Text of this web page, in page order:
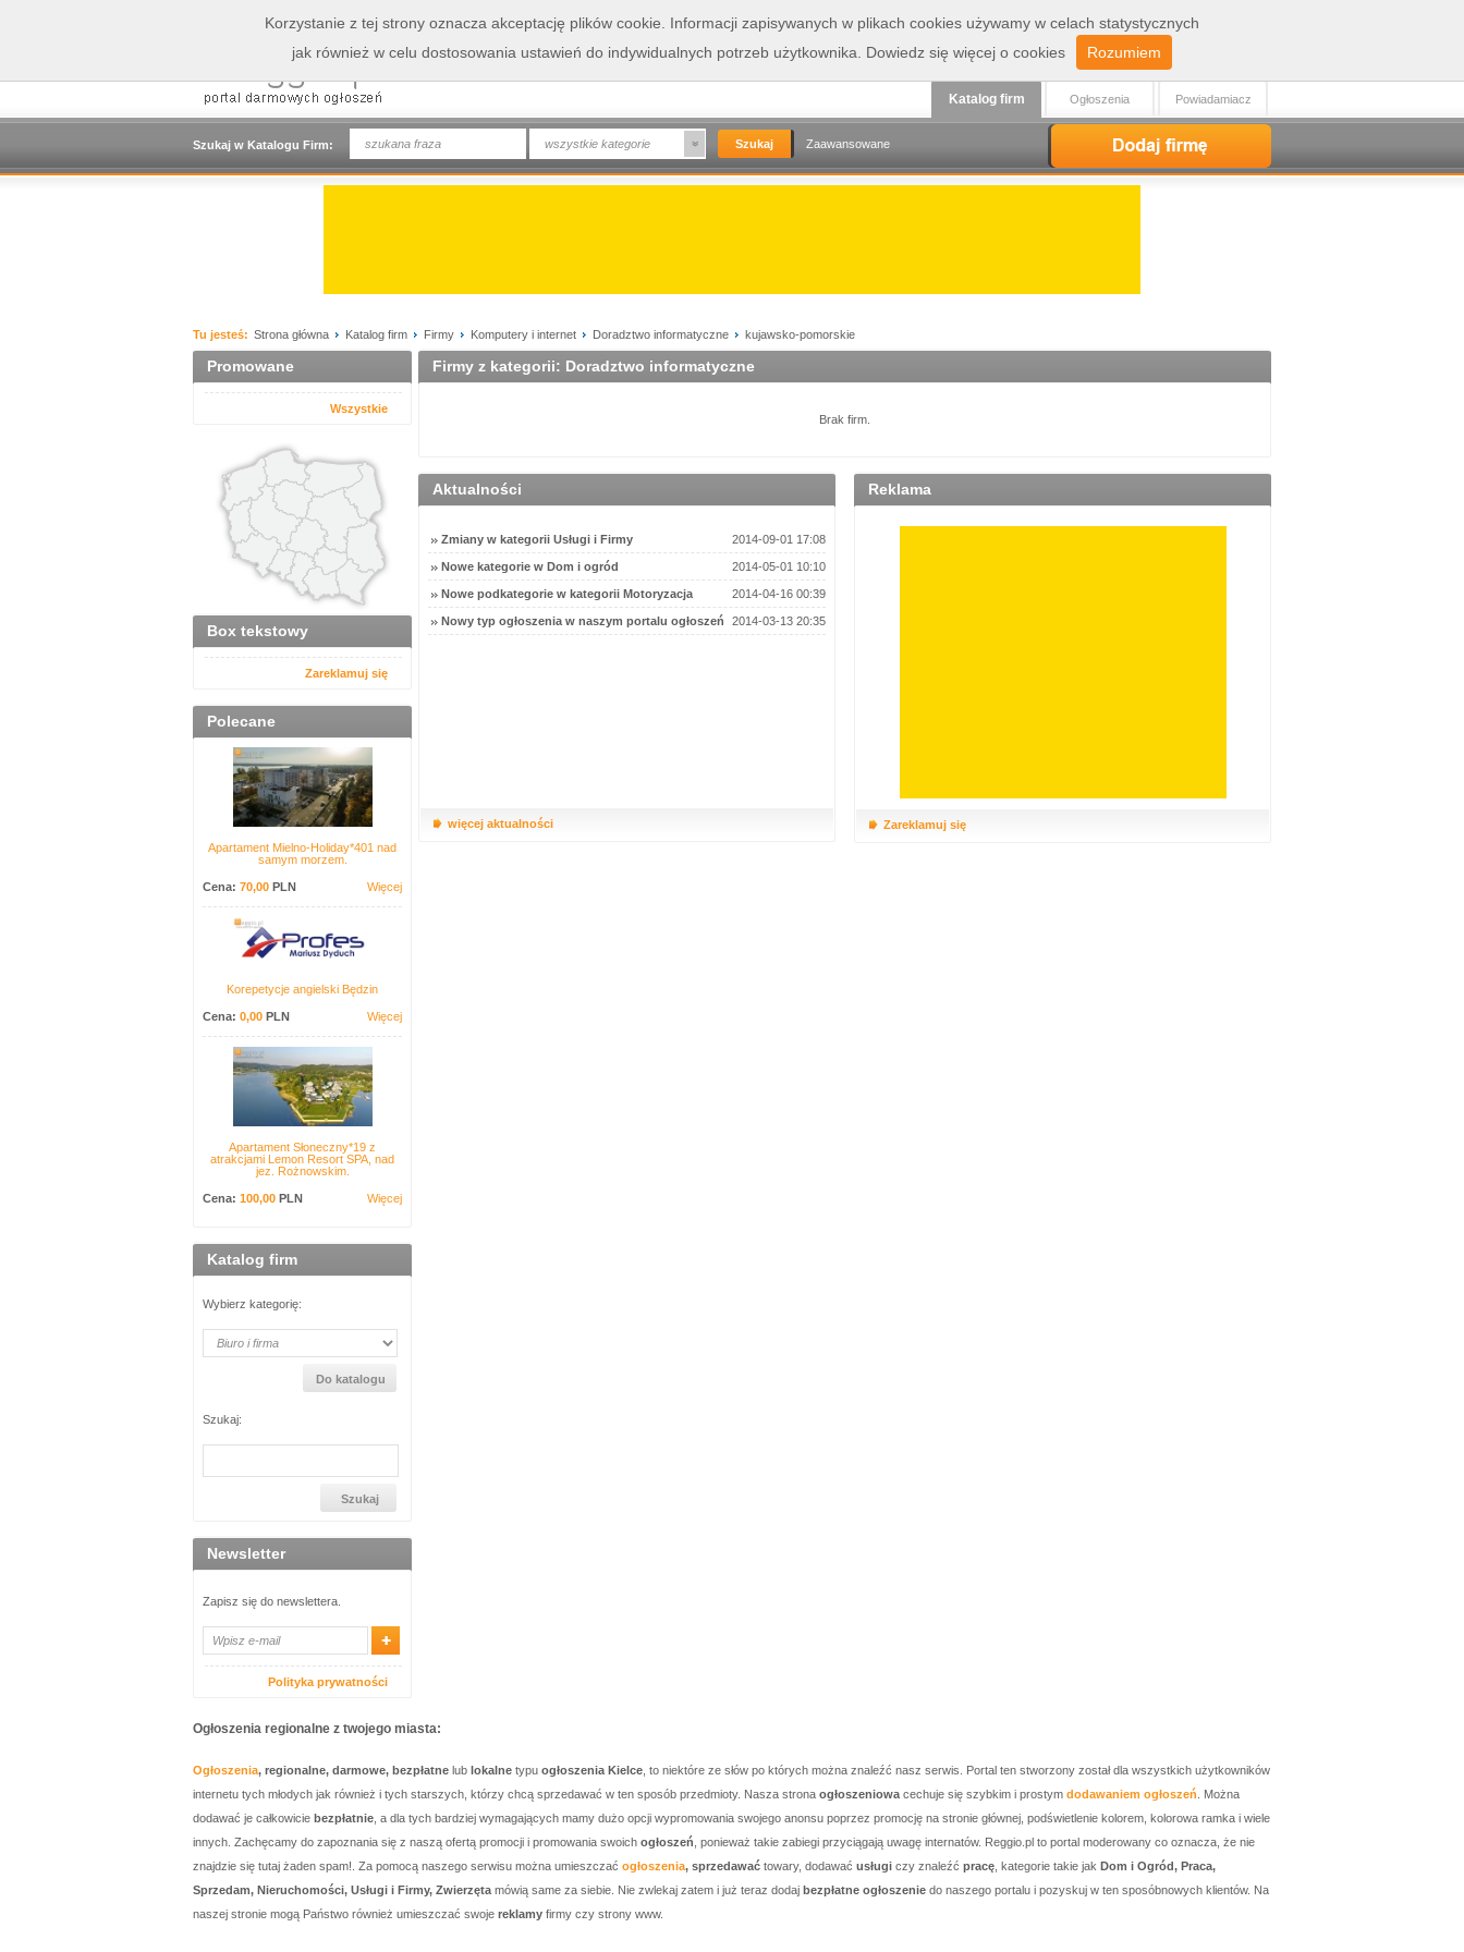
Zaloguj
Szukaj w Katalogu Firm: wszystkie kategorie Zaawansowane
Powiadamiacz
Ogłoszenia
Katalog firm
Tu jesteś: Strona główna Katalog firm Firmy Komputery i internet Doradztwo informatyczne kujawsko-pomorskie
Promowane
Wszystkie
Box tekstowy
Zareklamuj się
Polecane
Apartament Mielno-Holiday*401 nad
samym morzem.
Cena: 70,00 PLN Więcej
Korepetycje angielski Będzin
Cena: 0,00 PLN Więcej
Apartament Słoneczny*19 z
atrakcjami Lemon Resort SPA, nad
jez. Rożnowskim.
Cena: 100,00 PLN Więcej
Katalog firm
Wybierz kategorię:
Szukaj:
Newsletter
Zapisz się do newslettera.
Polityka prywatności
Firmy z kategorii: Doradztwo informatyczne
Brak firm.
Aktualności
Zmiany w kategorii Usługi i Firmy 2014-09-01 17:08
Nowe kategorie w Dom i ogród 2014-05-01 10:10
Nowe podkategorie w kategorii Motoryzacja 2014-04-16 00:39
Nowy typ ogłoszenia w naszym portalu ogłoszeń 2014-03-13 20:35
więcej aktualności
Reklama
Zareklamuj się
Ogłoszenia regionalne z twojego miasta:
Ogłoszenia, regionalne, darmowe, bezpłatne lub lokalne typu ogłoszenia Kielce , to niektóre ze słów po których można znaleźć nasz serwis. Portal ten stworzony został dla wszystkich użytkowników
internetu tych młodych jak również i tych starszych, którzy chcą sprzedawać w ten sposób przedmioty. Nasza strona ogłoszeniowa cechuje się szybkim i prostym dodawaniem ogłoszeń . Można
dodawać je całkowicie bezpłatnie , a dla tych bardziej wymagających mamy dużo opcji wypromowania swojego anonsu poprzez promocję na stronie głównej, podświetlenie kolorem, kolorowa ramka i wiele
innych. Zachęcamy do zapoznania się z naszą ofertą promocji i promowania swoich ogłoszeń , ponieważ takie zabiegi przyciągają uwagę internatów. Reggio.pl to portal moderowany co oznacza, że nie
znajdzie się tutaj żaden spam!. Za pomocą naszego serwisu można umieszczać ogłoszenia, sprzedawać towary, dodawać usługi czy znaleźć pracę , kategorie takie jak Dom i Ogród, Praca,
Sprzedam, Nieruchomości, Usługi i Firmy, Zwierzęta mówią same za siebie. Nie zwlekaj zatem i już teraz dodaj bezpłatne ogłoszenie do naszego portalu i pozyskuj w ten sposóbnowych klientów. Na
naszej stronie mogą Państwo również umieszczać swoje reklamy firmy czy strony www.
Korzystanie z tej strony oznacza akceptację plików cookie. Informacji zapisywanych w plikach cookies używamy w celach statystycznych
jak również w celu dostosowania ustawień do indywidualnych potrzeb użytkownika. Dowiedz się więcej o cookies Rozumiem